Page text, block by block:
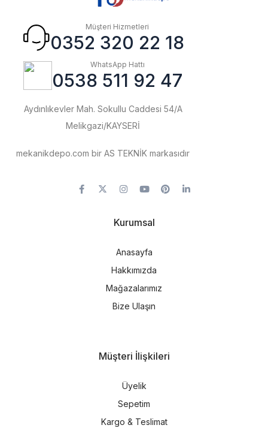
Müşteri Hizmetleri
0352 320 22 18
WhatsApp Hattı
0538 511 92 47
Aydınlıkevler Mah. Sokullu Caddesi 54/A
Melikgazi/KAYSERİ
mekanikdepo.com bir AS TEKNİK markasıdır
Kurumsal
Anasayfa
Hakkımızda
Mağazalarımız
Bize Ulaşın
Müşteri İlişkileri
Üyelik
Sepetim
Kargo & Teslimat